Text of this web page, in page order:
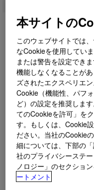
とはPolyglycol PT
A PO homopolymer
used in a range of
用途
本サイトの
このウェブサイトでは
なCookieを使用してい
または警告を設定でき
機能しなくなることが
ズされたエクスペリエ
Cookie（機能性、パフ
ど）の設定を推奨しま
てのCookieを許可」を
す。もしくは、Cookie
ださい。当社のCookie
細については、下部の
社のプライバシーステ
ノロジー」のセクション
ートメント